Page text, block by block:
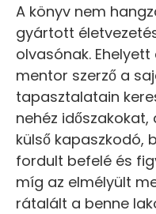
A könyv nem
gyártott
olvasónak.
mentor szerző a
tapasztalatain
nehéz
külső kapaszkodó,
fordult befelé és
míg az elmélyült
rátalált a benne